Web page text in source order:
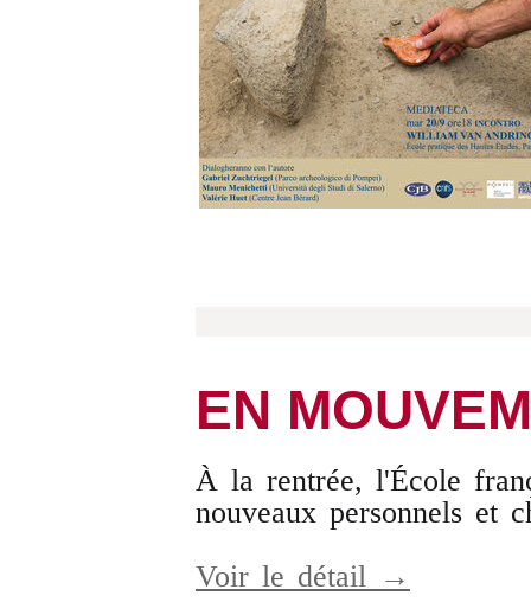
EN
À la rentrée, l'École
nouveaux personnels et
Voir le détail →